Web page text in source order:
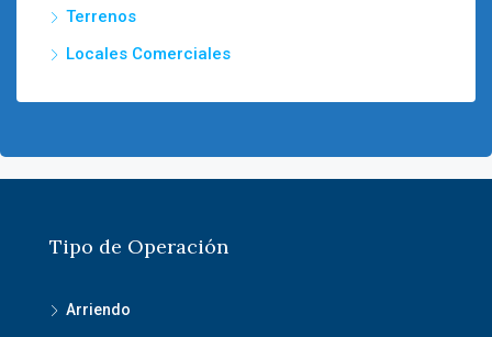
Terrenos
Locales Comerciales
Tipo de Operación
Arriendo